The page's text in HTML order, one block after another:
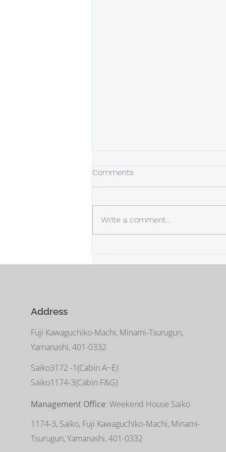
冬の日
今年の冬は、今のところ雪は少な
所。 白い雪と青い空。
Comments
Write a comment...
Address
Fuji Kawaguchiko-Machi, Minami-Tsurugun,
Yamanashi, 401-0332
Saiko3172 -1(Cabin A~E)
Saiko1174-3(​Cabin F&G)
Management Office: Weekend House Saiko
1174-3, Saiko, Fuji Kawaguchiko-Machi, Minami-
Tsurugun, Yamanashi, 401-0332